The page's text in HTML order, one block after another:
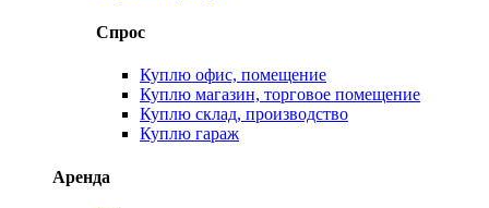
Спрос
Куплю офис, помещение
Куплю магазин, торговое помещение
Куплю склад, производство
Куплю гараж
Аренда